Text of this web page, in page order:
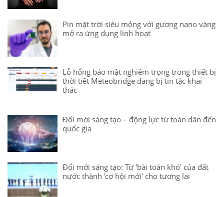
Pin mặt trời siêu mỏng với gương nano vàng
mở ra ứng dụng linh hoạt
Lỗ hổng bảo mật nghiêm trọng trong thiết bị
thời tiết Meteobridge đang bị tin tặc khai
thác
Đổi mới sáng tạo – động lực từ toàn dân đến
quốc gia
Đổi mới sáng tạo: Từ 'bài toán khó' của đất
nước thành 'cơ hội mới' cho tương lai